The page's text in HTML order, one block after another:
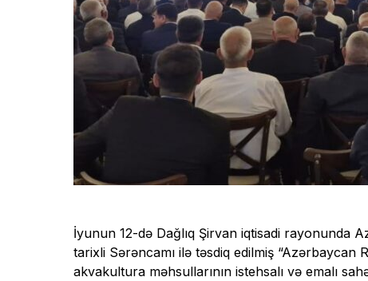
İyunun 12-də Dağlıq Şirvan iqtisadi rayonunda
tarixli Sərəncamı ilə təsdiq edilmiş “Azərbaycan
akvakultura məhsullarının istehsalı və emalı